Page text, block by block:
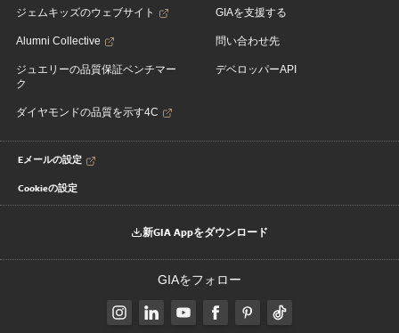
ジェムキッズのウェブサイト
Alumni Collective
ジュエリーの品質保証ベンチマー
ク
ダイヤモンドの品質を示す4C
GIAを支援する
問い合わせ先
デベロッパーAPI
Eメールの設定
Cookieの設定
新GIA Appをダウンロード
GIAをフォロー